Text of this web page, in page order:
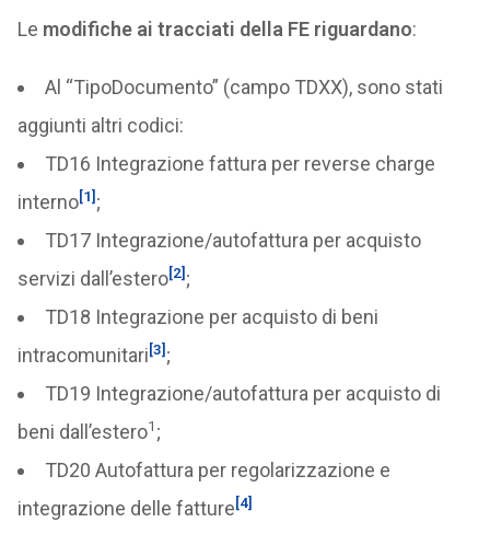
Le modifiche ai tracciati della FE riguardano:
Al “TipoDocumento” (campo TDXX), sono stati
aggiunti altri codici:
TD16 Integrazione fattura per reverse charge
interno[1] ;
TD17 Integrazione/autofattura per acquisto
servizi dall’estero[2] ;
TD18 Integrazione per acquisto di beni
intracomunitari[3] ;
TD19 Integrazione/autofattura per acquisto di
beni dall’estero1 ;
TD20 Autofattura per regolarizzazione e
integrazione delle fatture[4]